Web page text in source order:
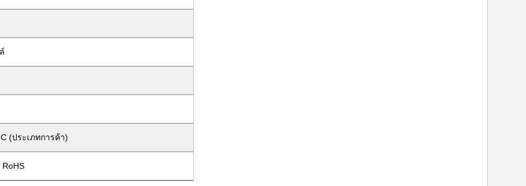
(ประเภทการค้า)